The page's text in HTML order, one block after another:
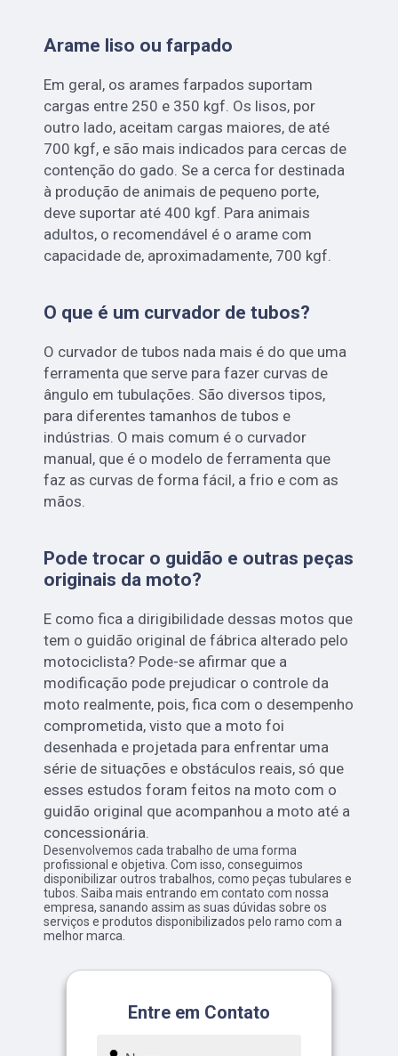
Arame liso ou farpado
Em geral, os arames farpados suportam
cargas entre 250 e 350 kgf. Os lisos, por
outro lado, aceitam cargas maiores, de até
700 kgf, e são mais indicados para cercas de
contenção do gado. Se a cerca for destinada
à produção de animais de pequeno porte,
deve suportar até 400 kgf. Para animais
adultos, o recomendável é o arame com
capacidade de, aproximadamente, 700 kgf.
O que é um curvador de tubos?
O curvador de tubos nada mais é do que uma
ferramenta que serve para fazer curvas de
ângulo em tubulações. São diversos tipos,
para diferentes tamanhos de tubos e
indústrias. O mais comum é o curvador
manual, que é o modelo de ferramenta que
faz as curvas de forma fácil, a frio e com as
mãos.
Pode trocar o guidão e outras peças
originais da moto?
E como fica a dirigibilidade dessas motos que
tem o guidão original de fábrica alterado pelo
motociclista? Pode-se afirmar que a
modificação pode prejudicar o controle da
moto realmente, pois, fica com o desempenho
comprometida, visto que a moto foi
desenhada e projetada para enfrentar uma
série de situações e obstáculos reais, só que
esses estudos foram feitos na moto com o
guidão original que acompanhou a moto até a
concessionária.
Desenvolvemos cada trabalho de uma forma
profissional e objetiva. Com isso, conseguimos
disponibilizar outros trabalhos, como peças tubulares e
tubos. Saiba mais entrando em contato com nossa
empresa, sanando assim as suas dúvidas sobre os
serviços e produtos disponibilizados pelo ramo com a
melhor marca.
Entre em Contato